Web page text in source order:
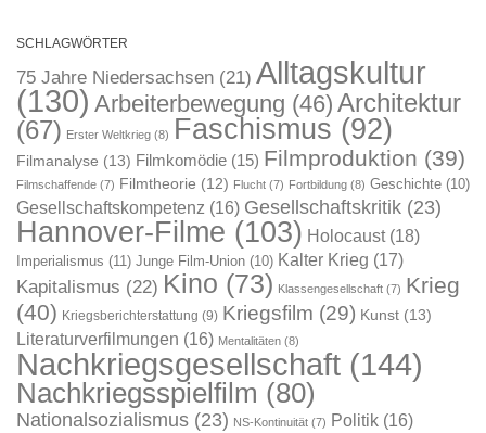
SCHLAGWÖRTER
75 Jahre Niedersachsen (21) Alltagskultur
(130) Arbeiterbewegung (46) Architektur
(67) Erster Weltkrieg (8) Faschismus (92)
Filmanalyse (13) Filmkomödie (15) Filmproduktion (39)
Filmschaffende (7) Filmtheorie (12) Flucht (7) Fortbildung (8) Geschichte (10)
Gesellschaftskompetenz (16) Gesellschaftskritik (23)
Hannover-Filme (103) Holocaust(18)
Imperialismus (11) Junge Film-Union (10) Kalter Krieg (17)
Kapitalismus (22) Kino (73) Klassengesellschaft (7) Krieg
(40) Kriegsberichterstattung (9) Kriegsfilm (29) Kunst (13)
Literaturverfilmungen (16) Mentalitäten (8)
Nachkriegsgesellschaft (144)
Nachkriegsspielfilm (80)
Nationalsozialismus (23) NS-Kontinuität (7) Politik (16)